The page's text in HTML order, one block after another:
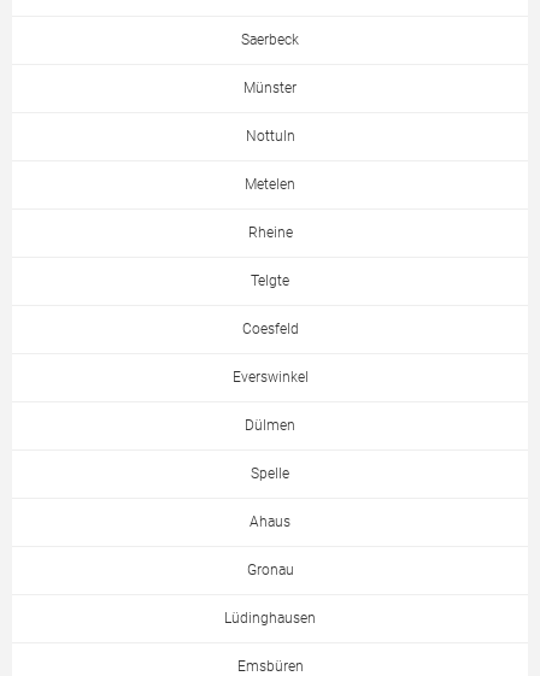
Saerbeck
Münster
Nottuln
Metelen
Rheine
Telgte
Coesfeld
Everswinkel
Dülmen
Spelle
Ahaus
Gronau
Lüdinghausen
Emsbüren